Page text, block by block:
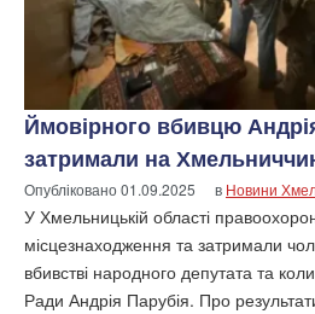
Ймовірного вбивцю
затримали на
Опубліковано01.09.2025 в Новини
У Хмельницькій області
місцезнаходження та затримали
вбивстві народного депутата та
Ради Андрія Парубія. Про